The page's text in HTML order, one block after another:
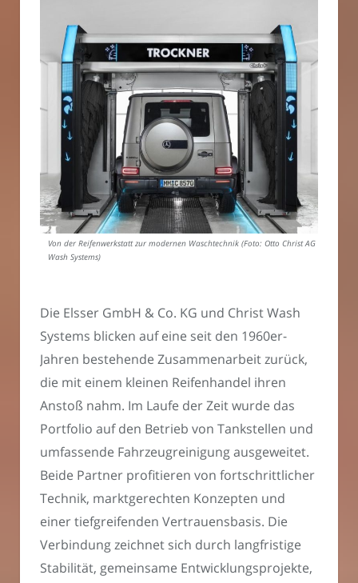
Von der Reifenwerkstatt zur modernen Waschtechnik (Foto: Otto Christ AG –
Wash Systems)
Die Elsser GmbH & Co. KG und Christ Wash
Systems blicken auf eine seit den 1960er-
Jahren bestehende Zusammenarbeit zurück,
die mit einem kleinen Reifenhandel ihren
Anstoß nahm. Im Laufe der Zeit wurde das
Portfolio auf den Betrieb von Tankstellen und
umfassende Fahrzeugreinigung ausgeweitet.
Beide Partner profitieren von fortschrittlicher
Technik, marktgerechten Konzepten und
einer tiefgreifenden Vertrauensbasis. Die
Verbindung zeichnet sich durch langfristige
Stabilität, gemeinsame Entwicklungsprojekte,